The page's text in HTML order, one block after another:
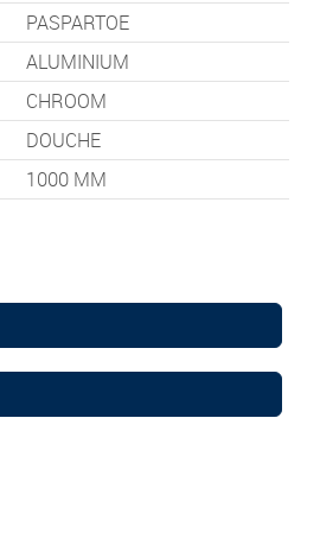
PASPARTOE
ALUMINIUM
CHROOM
DOUCHE
1000 MM